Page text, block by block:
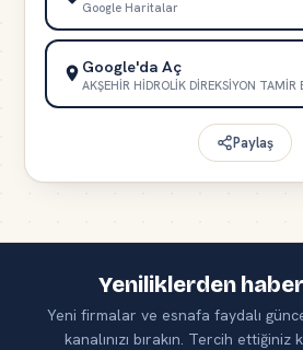
Google Haritalar
Google'da Aç
AKŞEHİR HİDROLİK DİREKSİYON TAMİR
Paylaş
Yeniliklerden
Yeni firmalar ve esnafa faydalı
kanalınızı bırakın. Tercih ettiğiniz